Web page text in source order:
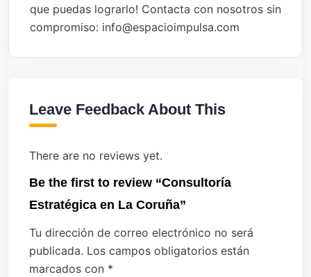
que puedas lograrlo! Contacta con nosotros sin
compromiso: info@espacioimpulsa.com
Leave Feedback About This
There are no reviews yet.
Be the first to review “Consultoría
Estratégica en La Coruña”
Tu dirección de correo electrónico no será
publicada. Los campos obligatorios están
marcados con *